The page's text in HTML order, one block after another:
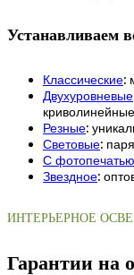
Устанавливаем
Классические:
Двухуровневые
Резные:
Световые:
С фотопечатью
Звездное:
ИНТЕРЬЕРНОЕ
Гарантии на